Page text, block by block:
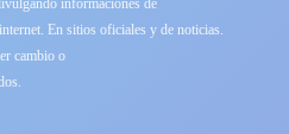
En sitios oficiales y de noticias.
cambio o